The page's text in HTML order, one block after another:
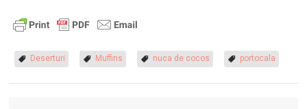
Deserturi Muffins nuca de cocos portocala